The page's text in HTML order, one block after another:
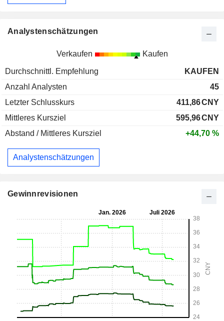
Analystenschätzungen
Verkaufen Kaufen
Durchschnittl. Empfehlung
KAUFEN
Anzahl Analysten
45
Letzter Schlusskurs
411,86CNY
Mittleres Kursziel
595,96CNY
Abstand / Mittleres Kursziel
+44,70 %
Analystenschätzungen
Gewinnrevisionen